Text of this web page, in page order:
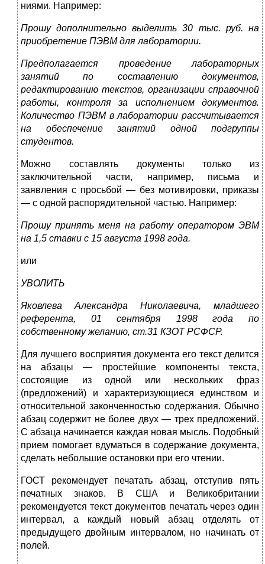
ниями. Например:
Прошу дополнительно выделить 30 тыс. руб. на
приобретение ПЭВМ для лаборатории.
Предполагается проведение лабораторных
занятий по состав­лению документов,
редактированию текстов, организации спра­вочной
работы, контроля за исполнением документов.
Количество ПЭВМ в лаборатории рассчитывается
на обеспечение занятий од­ной подгруппы
студентов.
Можно составлять документы только из
заключительной части, например, письма и
заявления с просьбой — без мотиви­ровки, приказы
— с одной распорядительной частью. Например:
Прошу принять меня на работу оператором ЭВМ
на 1,5 став­ки с 15 августа 1998 года.
или
УВОЛИТЬ
Яковлева Александра Николаевича, младшего
референта, 01 сентября 1998 года по
собственному желанию, ст.31 КЗОТ РСФСР.
Для лучшего восприятия документа его текст делится
на аб­зацы — простейшие компоненты текста,
состоящие из одной или нескольких фраз
(предложений) и характеризующиеся единством и
относительной законченностью содержания. Обыч­но
абзац содержит не более двух — трех предложений.
С абза­ца начинается каждая новая мысль. Подобный
прием помога­ет вдуматься в содержание документа,
сделать небольшие ос­тановки при его чтении.
ГОСТ рекомендует печатать абзац, отступив пять
печатных знаков. В США и Великобритании
рекомендуется текст документов печатать через один
интервал, а каждый новый абзац отделять от
предыдущего двойным интервалом, но начинать от
полей.